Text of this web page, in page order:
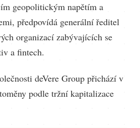
geopolitickým napětím a
předpovídá generální ředitel
organizací zabývajících se
a fintech.
deVere Group přichází v
podle tržní kapitalizace